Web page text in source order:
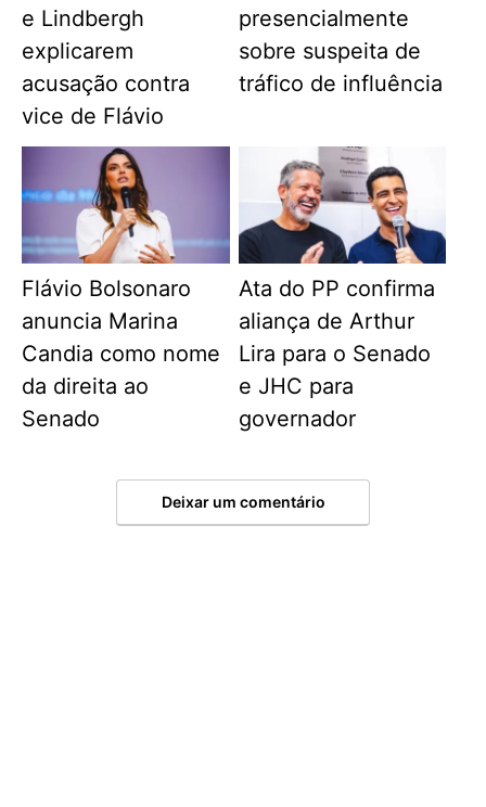
e Lindbergh
explicarem
acusação contra
vice de Flávio
presencialmente
sobre suspeita de
tráfico de influência
Flávio Bolsonaro
anuncia Marina
Candia como nome
da direita ao
Senado
Ata do PP confirma
aliança de Arthur
Lira para o Senado
e JHC para
governador
Deixar um comentário